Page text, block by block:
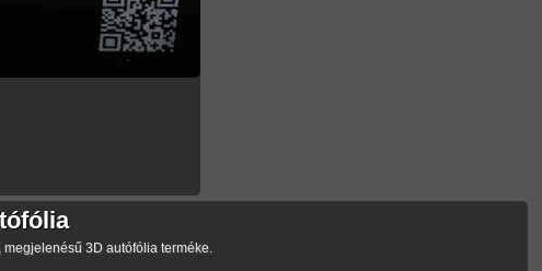
megjelenésű 3D autófólia terméke.